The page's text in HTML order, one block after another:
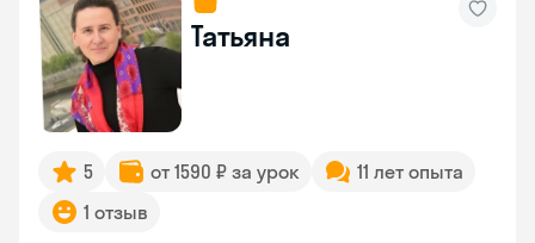
Татьяна
5 от 1590 ₽ за урок
11 лет опыта
1 отзыв